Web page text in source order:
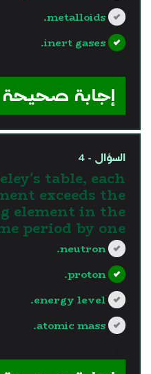
metalloids.
inert gases.
إجابة صحيحة
السؤال - 4
table, each
exceeds the
element in the
period by one…..
neutron.
proton.
energy level.
atomic mass.